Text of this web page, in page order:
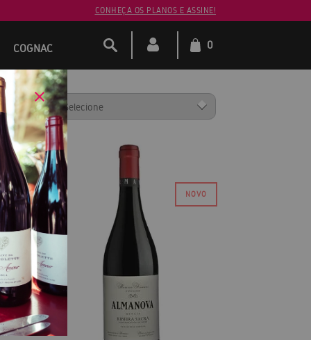
CONHEÇA OS PLANOS E ASSINE!
COGNAC 0
POR: